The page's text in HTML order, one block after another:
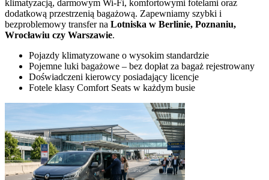
klimatyzacją, darmowym Wi-Fi, komfortowymi fotelami oraz
dodatkową przestrzenią bagażową. Zapewniamy szybki i
bezproblemowy transfer na Lotniska w Berlinie, Poznaniu,
Wrocławiu czy Warszawie.
Pojazdy klimatyzowane o wysokim standardzie
Pojemne luki bagażowe – bez dopłat za bagaż rejestrowany
Doświadczeni kierowcy posiadający licencje
Fotele klasy Comfort Seats w każdym busie